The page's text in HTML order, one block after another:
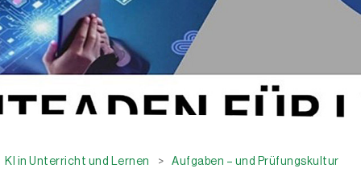
KI in Unterricht und Lernen > Aufgaben – und Prüfungskultur